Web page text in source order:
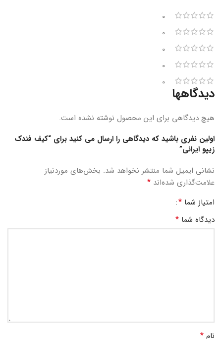
0
0
0
0
0
دیدگاهها
هیچ دیدگاهی برای این محصول نوشته نشده است.
اولین نفری باشید که دیدگاهی را ارسال می کنید برای “کیف فندک
زیپو ایرانی”
نشانی ایمیل شما منتشر نخواهد شد. بخش‌های موردنیاز
علامت‌گذاری شده‌اند *
امتیاز شما *
دیدگاه شما *
نام *